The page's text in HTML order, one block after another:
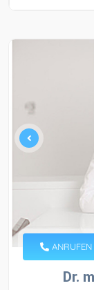
ANRUFEN
Dr.